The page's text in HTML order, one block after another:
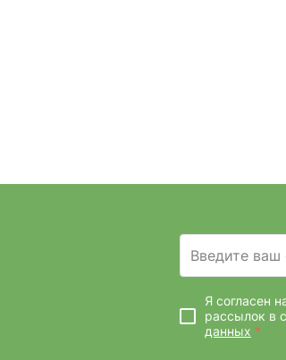
Введите ваш
Я согласен
рассылок в
данных *